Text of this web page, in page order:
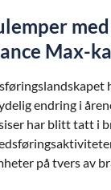
Max-
endring i
har blitt tatt i
på tvers av